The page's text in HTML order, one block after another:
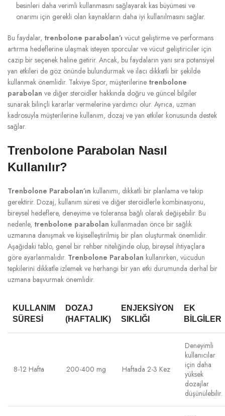
besinleri daha verimli kullanmasını sağlayarak kas büyümesi ve
onarımı için gerekli olan kaynakların daha iyi kullanılmasını sağlar.
Bu faydalar, trenbolone parabolan’ı vücut geliştirme ve performans
artırma hedeflerine ulaşmak isteyen sporcular ve vücut geliştiriciler için
cazip bir seçenek haline getirir. Ancak, bu faydaların yanı sıra potansiyel
yan etkileri de göz önünde bulundurmak ve ilacı dikkatli bir şekilde
kullanmak önemlidir. Takviye Spor, müşterilerine trenbolone
parabolan ve diğer steroidler hakkında doğru ve güncel bilgiler
sunarak bilinçli kararlar vermelerine yardımcı olur. Ayrıca, uzman
kadrosuyla müşterilerine kullanım, dozaj ve yan etkiler konusunda destek
sağlar.
Trenbolone Parabolan Nasıl
Kullanılır?
Trenbolone Parabolan’ın kullanımı, dikkatli bir planlama ve takip
gerektirir. Dozaj, kullanım süresi ve diğer steroidlerle kombinasyonu,
bireysel hedeflere, deneyime ve toleransa bağlı olarak değişebilir. Bu
nedenle, trenbolone parabolan kullanmadan önce bir sağlık
uzmanına danışmak ve kişiselleştirilmiş bir plan oluşturmak önemlidir.
Aşağıdaki tablo, genel bir rehber niteliğinde olup, bireysel ihtiyaçlara
göre ayarlanmalıdır. Trenbolone Parabolan kullanırken, vücudun
tepkilerini dikkatle izlemek ve herhangi bir yan etki durumunda derhal bir
uzmana başvurmak önemlidir.
KULLANIM
SÜRESI
DOZAJ
(HAFTALIK)
ENJEKSIYON
SIKLIĞI
EK
BILGILER
8-12 Hafta 200-400 mg Haftada 2-3 Kez
Deneyimli
kullanıcılar
için daha
yüksek
dozajlar
düşünülebilir.